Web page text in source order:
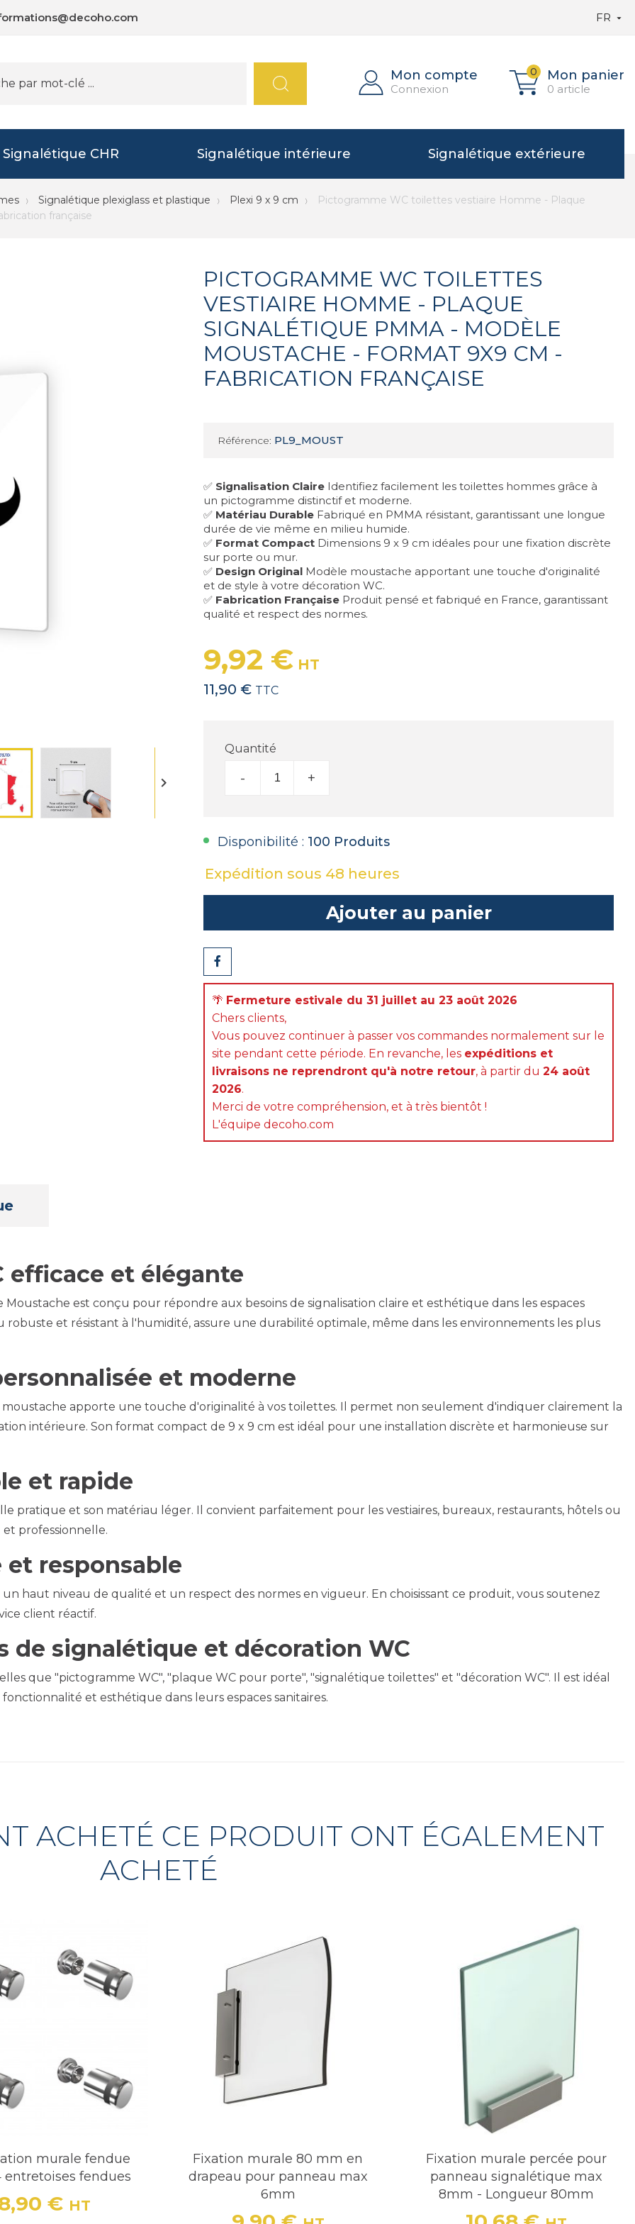
FR 
Mon compte
Connexion
0 Mon panier
0 article
Signalétique CHR Signalétique intérieure Signalétique extérieure
Signalétique plexiglass et plastique Plexi 9 x 9 cm
Pictogramme WC toilettes vestiaire Homme - Plaque
française

PICTOGRAMME WC TOILETTES
VESTIAIRE HOMME - PLAQUE
SIGNALÉTIQUE PMMA - MODÈLE
MOUSTACHE - FORMAT 9X9 CM -
FABRICATION FRANÇAISE
Référence: PL9_MOUST
✅ Signalisation Claire Identifiez facilement les toilettes hommes grâce à
un pictogramme distinctif et moderne.
✅ Matériau Durable Fabriqué en PMMA résistant, garantissant une longue
durée de vie même en milieu humide.
✅ Format Compact Dimensions 9 x 9 cm idéales pour une fixation discrète
sur porte ou mur.
✅ Design Original Modèle moustache apportant une touche d'originalité
et de style à votre décoration WC.
✅ Fabrication Française Produit pensé et fabriqué en France, garantissant
qualité et respect des normes.
9,92 € HT
11,90 € TTC
Quantité
- +
Disponibilité : 100 Produits
Expédition sous 48 heures
Ajouter au panier
Partager
🌴 Fermeture estivale du 31 juillet au 23 août 2026
Chers clients,
Vous pouvez continuer à passer vos commandes normalement sur le
site pendant cette période. En revanche, les expéditions et
livraisons ne reprendront qu'à notre retour, à partir du 24 août
2026.
Merci de votre compréhension, et à très bientôt !
L'équipe decoho.com
efficace et élégante
est conçu pour répondre aux besoins de signalisation claire et esthétique dans les espaces
robuste et résistant à l'humidité, assure une durabilité optimale, même dans les environnements les plus
et moderne
apporte une touche d'originalité à vos toilettes. Il permet non seulement d'indiquer clairement la
intérieure. Son format compact de 9 x 9 cm est idéal pour une installation discrète et harmonieuse sur
et rapide
pratique et son matériau léger. Il convient parfaitement pour les vestiaires, bureaux, restaurants, hôtels ou
professionnelle.
responsable
haut niveau de qualité et un respect des normes en vigueur. En choisissant ce produit, vous soutenez
client réactif.
de signalétique et décoration WC
que "pictogramme WC", "plaque WC pour porte", "signalétique toilettes" et "décoration WC". Il est idéal
et esthétique dans leurs espaces sanitaires.
ACHETÉ CE PRODUIT ONT ÉGALEMENT
ACHETÉ
murale fendue
entretoises fendues
Prix
€ HT
Fixation murale 80 mm en
drapeau pour panneau max
6mm
Fixation murale percée pour
panneau signalétique max
8mm - Longueur 80mm